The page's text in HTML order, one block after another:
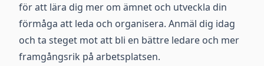
för att lära dig mer om ämnet och utveckla din
förmåga att leda och organisera. Anmäl dig idag
och ta steget mot att bli en bättre ledare och mer
framgångsrik på arbetsplatsen.